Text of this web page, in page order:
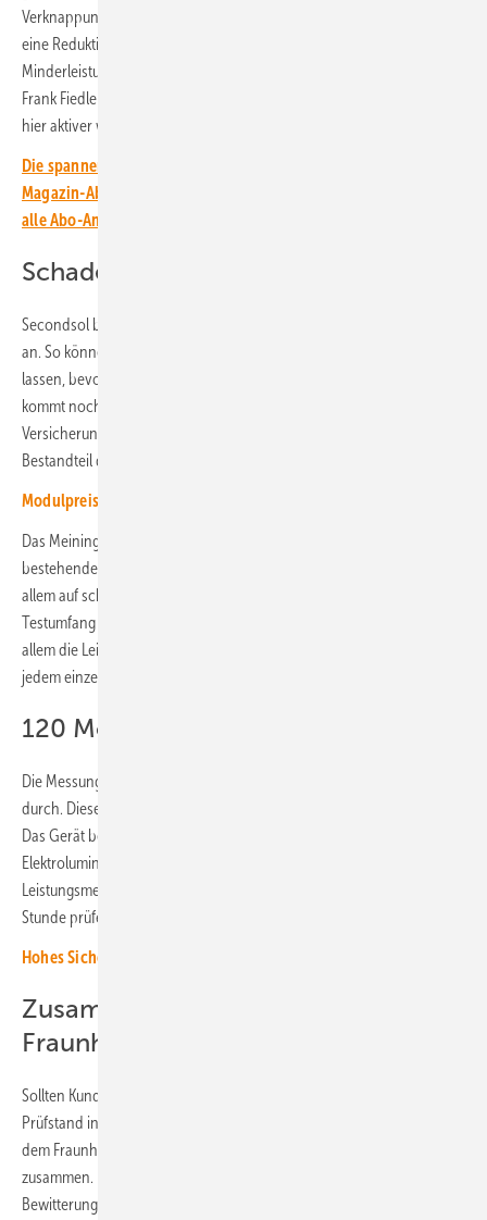
Verknappung von Produkten oder des starken Preisverfalls sehen wir
eine Reduktion der Modulqualität und häufig auch eine direkte
Minderleistung von bis zu 5 Prozent von den Modulen“, berichtet
Frank Fiedler aus der Testpraxis. „Es ist wichtig, dass wir als Branche
hier aktiver werden und genauer hinschauen.“
Die spannendsten Artikel, Grafiken und Dossiers erhalten unsere
Magazin-Abonnent:innen. Sie haben noch kein Abo? Jetzt über
alle Abo-Angebote informieren und Wissensvorsprung sichern.
Schadensprüfung für Versicherungen
Secondsol bietet die Modultests aber auch als Dienstleistung für Dritte
an. So können etwa Planer oder Großhändler ihre Module prüfen
lassen, bevor sie diese verbauen oder an ihre Kunden ausliefern. Dazu
kommt noch die Möglichkeit der Schadensprüfung für
Versicherungen und Installateure, die inzwischen ein fester
Bestandteil der täglichen Prüfroutine geworden ist.
Modulpreise stabilisieren sich
Das Meininger Unternehmen versteht sich dabei als Ergänzung zu
bestehenden akkreditierten Laboren. Die Thüringer setzen dabei vor
allem auf schnelle Bearbeitungszeiten und attraktive Preise. Zum
Testumfang der Einrichtung gehören neben der visuellen Prüfung vor
allem die Leistungsmessung und die Elektrolumineszenzprüfung. Zu
jedem einzelnen Test wird ein entsprechender Prüfbericht erstellt.
120 Module pro Stunde messen
Die Messungen führt Secondsol mit einem Modultester von MBJ
durch. Dieser kann an alle gängigen Modulgrößen angepasst werden.
Das Gerät besteht aus einem hochauflösenden
Elektrolumineszenzsystem und einem LED-Sonnensimulator für die
Leistungsmessung. Mit ihm kann Secondsol bis zu 120 Module pro
Stunde prüfen.
Hohes Sicherheitsbedürfnis - komplexe Finanzierung
Zusammenarbeit mit dem
Fraunhofer CSP
Sollten Kunden weiterführende Tests benötigen, die mit dem
Prüfstand in Meiningen nicht realisierbar sind, arbeitet Secondsol mit
dem Fraunhofer-Center für Silizium-Photovoltaik (CSP) in Halle/Saale
zusammen. Dadurch können die Meininger auch Peeltests,
Bewitterungs- und beschleunigte Alterungstests für die Solarmodule